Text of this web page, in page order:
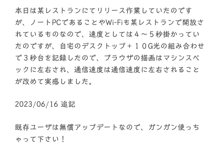
本日は某レストランにてリリース作業していたのです
が、ノートPCであることやWi-Fiも某レストランで開放さ
れているものなので、速度としては４～５秒掛かってい
たのですが、自宅のデスクトップ＋１０G光の組み合わせ
で３秒台を記録したので、ブラウザの描画はマシンスペ
ックに左右され、通信速度は通信速度に左右されること
が改めて実感しました。
2023/06/16 追記
既存ユーザは無償アップデートなので、ガンガン使っち
ゃって下さい！